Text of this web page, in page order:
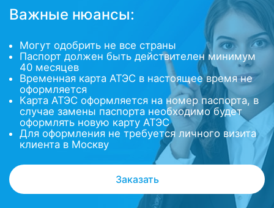
Важные нюансы:
Могут одобрить не все страны
Паспорт должен быть действителен минимум
40 месяцев
Временная карта АТЭС в настоящее время не
оформляется
Карта АТЭС оформляется на номер паспорта, в
случае замены паспорта необходимо будет
оформлять новую карту АТЭС
Для оформления не требуется личного визита
клиента в Москву
Заказать